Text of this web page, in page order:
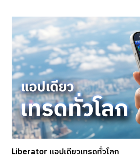
Liberator แอปเดียวเทรดทั่วโลก